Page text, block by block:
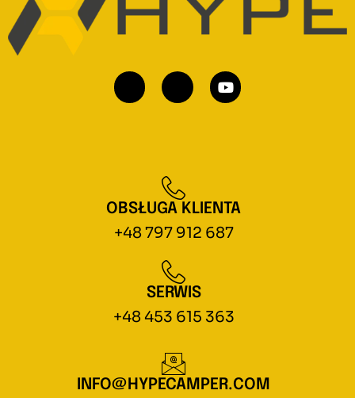
OBSŁUGA KLIENTA
+48 797 912 687
SERWIS
+48 453 615 363
INFO@HYPECAMPER.COM